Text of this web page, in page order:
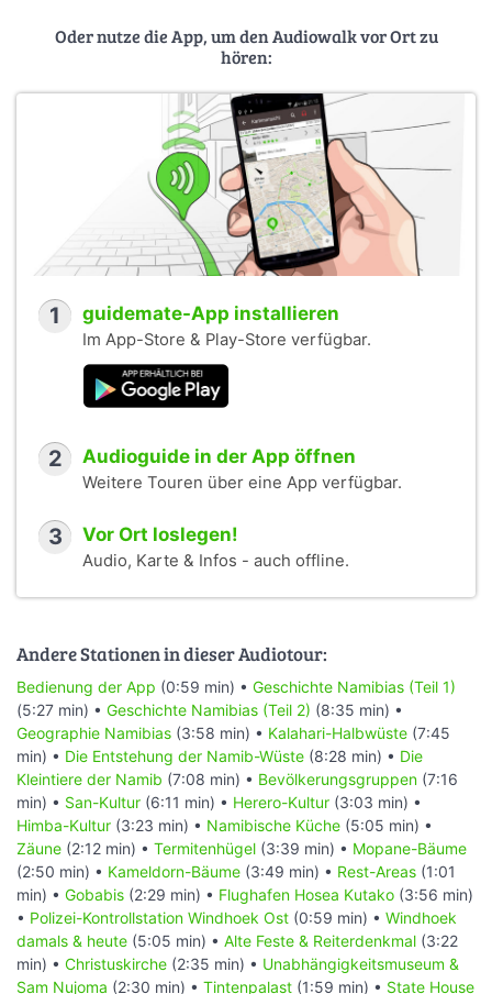
Oder nutze die App, um den Audiowalk vor Ort zu
hören:
1 guidemate-App installieren
Im App-Store & Play-Store verfügbar.
2 Audioguide in der App öffnen
Weitere Touren über eine App verfügbar.
3 Vor Ort loslegen!
Audio, Karte & Infos - auch offline.
Andere Stationen in dieser Audiotour:
Bedienung der App (0:59 min) • Geschichte Namibias (Teil 1)
(5:27 min) • Geschichte Namibias (Teil 2) (8:35 min) •
Geographie Namibias (3:58 min) • Kalahari-Halbwüste (7:45
min) • Die Entstehung der Namib-Wüste (8:28 min) • Die
Kleintiere der Namib (7:08 min) • Bevölkerungsgruppen (7:16
min) • San-Kultur (6:11 min) • Herero-Kultur (3:03 min) •
Himba-Kultur (3:23 min) • Namibische Küche (5:05 min) •
Zäune (2:12 min) • Termitenhügel (3:39 min) • Mopane-Bäume
(2:50 min) • Kameldorn-Bäume (3:49 min) • Rest-Areas (1:01
min) • Gobabis (2:29 min) • Flughafen Hosea Kutako (3:56 min)
• Polizei-Kontrollstation Windhoek Ost (0:59 min) • Windhoek
damals & heute (5:05 min) • Alte Feste & Reiterdenkmal (3:22
min) • Christuskirche (2:35 min) • Unabhängigkeitsmuseum &
Sam Nujoma (2:30 min) • Tintenpalast (1:59 min) • State House